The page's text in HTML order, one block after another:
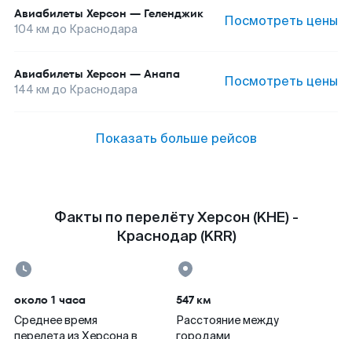
Авиабилеты Херсон — Геленджик
104 км до Краснодара Посмотреть цены
Авиабилеты Херсон — Анапа
144 км до Краснодара Посмотреть цены
Показать больше рейсов
Факты по перелёту Херсон (KHE) -
Краснодар (KRR)
около 1 часа
Среднее время
перелета из Херсона в
547 км
Расстояние между
городами